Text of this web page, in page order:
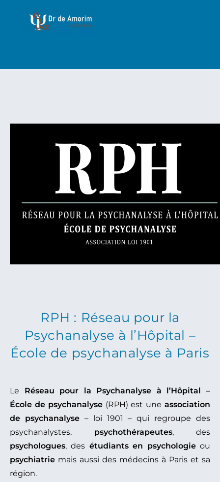
RPH : Réseau pour la
Psychanalyse à l’Hôpital –
École de psychanalyse à Paris
Le Réseau pour la Psychanalyse à l’Hôpital –
École de psychanalyse(RPH) est uneassociation
de psychanalyse– loi 1901 – qui regroupe des
psychanalystes, psychothérapeutes, des
psychologues, des étudiants en psychologieou
psychiatrie mais aussi des médecins à Paris et sa
région.